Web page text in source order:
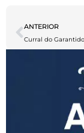
ANTERIOR